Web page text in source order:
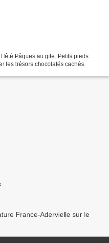
fêté Pâques au gite. Petits pieds
ont su trouver les trésors chocolatés cachés.
France-Adervielle sur le